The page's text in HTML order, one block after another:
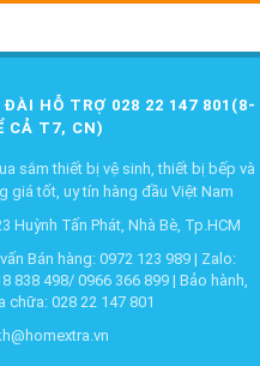
ĐÀI HỖ TRỢ 028 22 147 801(8-
CẢ T7, CN)
sắm thiết bị vệ sinh, thiết bị bếp và
giá tốt, uy tín hàng đầu Việt Nam
Huỳnh Tấn Phát, Nhà Bè, Tp.HCM
Bán hàng: 0972 123 989 | Zalo:
838 498/ 0966 366 899 | Bảo hành,
chữa: 028 22 147 801